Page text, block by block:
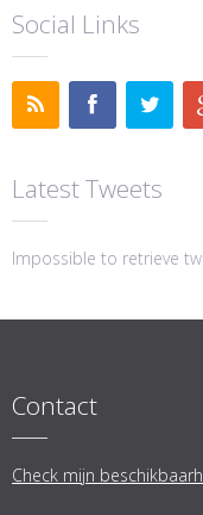
Social Links
Latest Tweets
Impossible to retrieve
Contact
Check mijn